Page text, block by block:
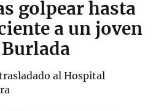
golpear hasta
a un joven
al Hospital